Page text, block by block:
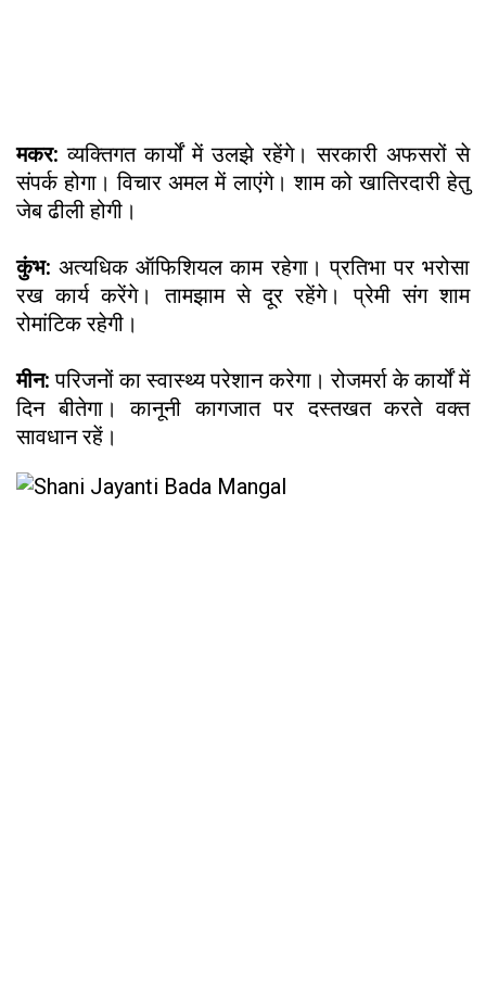
मकर:व्यक्तिगत कार्यों में उलझे रहेंगे। सरकारी अफसरों से
संपर्क होगा। विचार अमल में लाएंगे। शाम को खातिरदारी हेतु
जेब ढीली होगी।
कुंभ:अत्यधिक ऑफिशियल काम रहेगा। प्रतिभा पर भरोसा
रख कार्य करेंगे। तामझाम से दूर रहेंगे। प्रेमी संग शाम
रोमांटिक रहेगी।
मीन:परिजनों का स्वास्थ्य परेशान करेगा। रोजमर्रा के कार्यों में
दिन बीतेगा। कानूनी कागजात पर दस्तखत करते वक्त
सावधान रहें।